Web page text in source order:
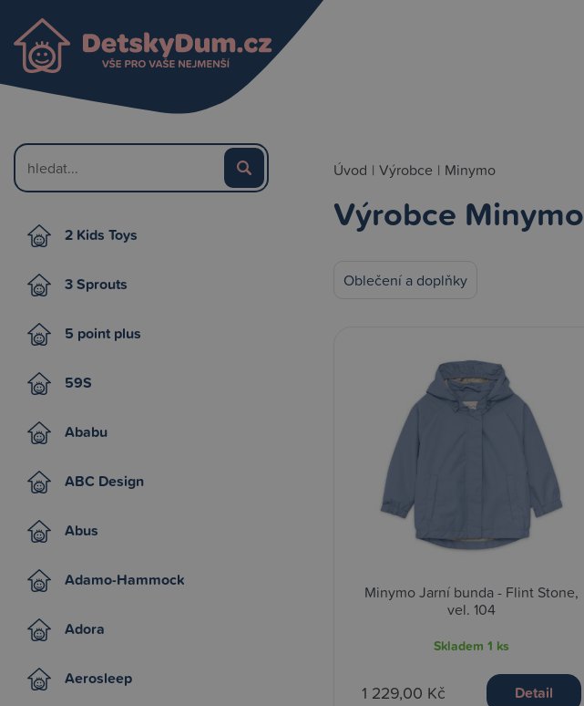
2 Kids Toys
3 Sprouts
5 point plus
59S
Ababu
ABC Design
Abus
Adamo-Hammock
Adora
Aerosleep
Úvod | Výrobce | Minymo
Výrobce Minymo
Oblečení a doplňky
Minymo Jarní bunda - Flint Stone,
vel. 104
Skladem 1 ks
1 229,00 Kč Detail